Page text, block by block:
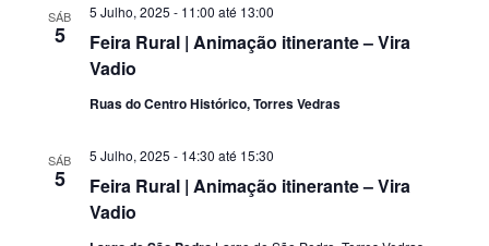
SÁB
5
Feira Rural | Animação itinerante – Vira
Vadio
5 Julho, 2025 - 11:00 até 13:00
Ruas do Centro Histórico, Torres Vedras
SÁB
5
Feira Rural | Animação itinerante – Vira
Vadio
5 Julho, 2025 - 14:30 até 15:30